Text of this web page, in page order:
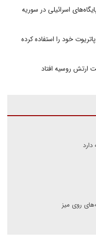
اسرائیلی در سوریه
پاتریوت خود را استفاده کرده
ارتش روسیه افتاد
روی میز